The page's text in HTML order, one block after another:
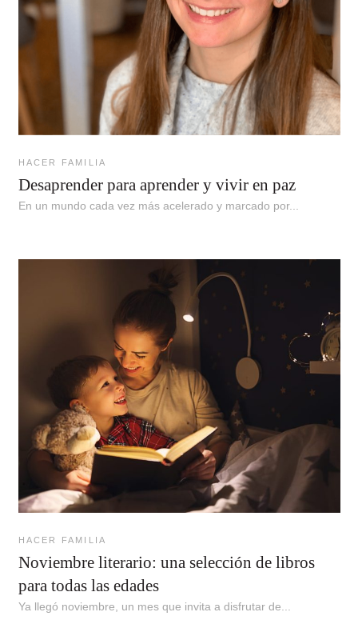
HACER FAMILIA
Desaprender para aprender y vivir en paz
En un mundo cada vez más acelerado y marcado por...
HACER FAMILIA
Noviembre literario: una selección de libros
para todas las edades
Ya llegó noviembre, un mes que invita a disfrutar de...